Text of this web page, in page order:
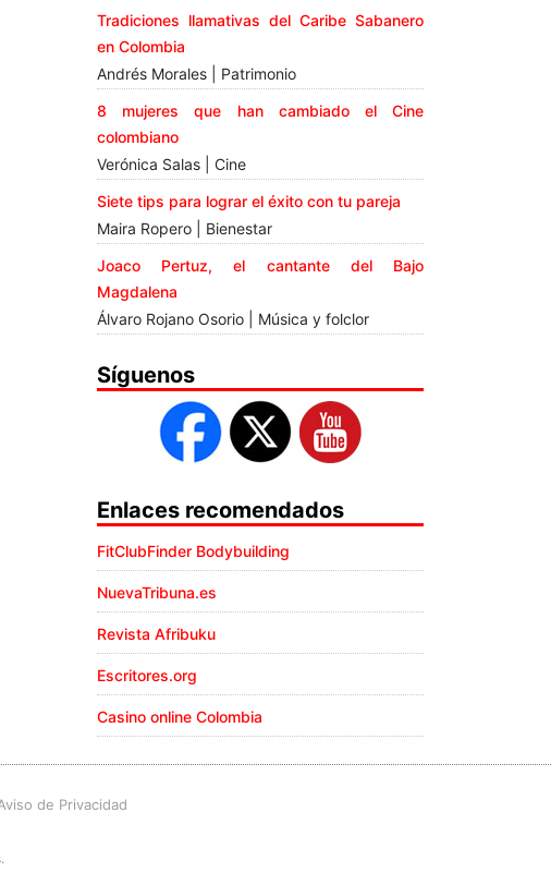
Tradiciones llamativas del Caribe Sabanero
en Colombia
Andrés Morales | Patrimonio
8 mujeres que han cambiado el Cine
colombiano
Verónica Salas | Cine
Siete tips para lograr el éxito con tu pareja
Maira Ropero | Bienestar
Joaco Pertuz, el cantante del Bajo
Magdalena
Álvaro Rojano Osorio | Música y folclor
Síguenos
Enlaces recomendados
FitClubFinder Bodybuilding
NuevaTribuna.es
Revista Afribuku
Escritores.org
Casino online Colombia
de Privacidad